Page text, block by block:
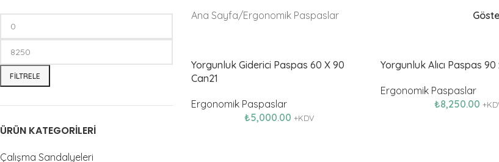
FILTRELE
ÜRÜN KATEGORILERI
Çalışma Sandalyeleri
Ana Sayfa Ergonomik Paspaslar
Yorgunluk Giderici Paspas 60 X 90
Can21
Ergonomik Paspaslar
₺5,000.00 +KDV
Yorgunluk Alıcı Paspas
Ergonomik Paspaslar
₺8,250.00